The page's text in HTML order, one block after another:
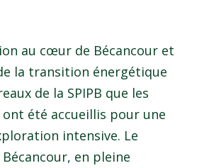
au cœur de Bécancour et
la transition énergétique
de la SPIPB que les
été accueillis pour une
intensive. Le
en pleine